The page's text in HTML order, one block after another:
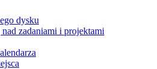
dysku
zadaniami i projektami